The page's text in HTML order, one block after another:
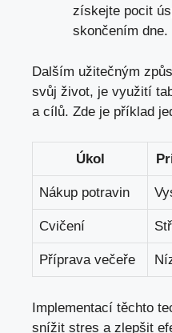
získejte pocit
skončením dne.
Dalším užitečným
svůj život, je využití
a cílů. Zde je příklad
Úkol
Nákup potravin
Cvičení
Příprava večeře
Implementací těchto
snížit stres a zlepšit